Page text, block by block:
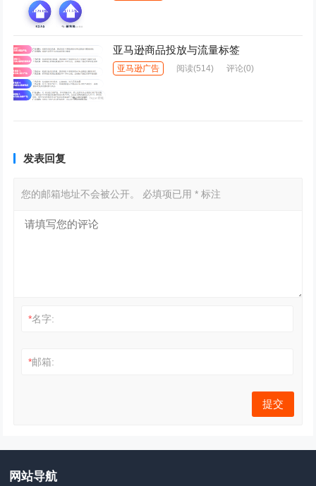
亚马逊商品投放与流量标签
亚马逊广告 阅读(514) 评论(0)
发表回复
您的邮箱地址不会被公开。 必填项已用* 标注
*名字:
*邮箱:
网站导航